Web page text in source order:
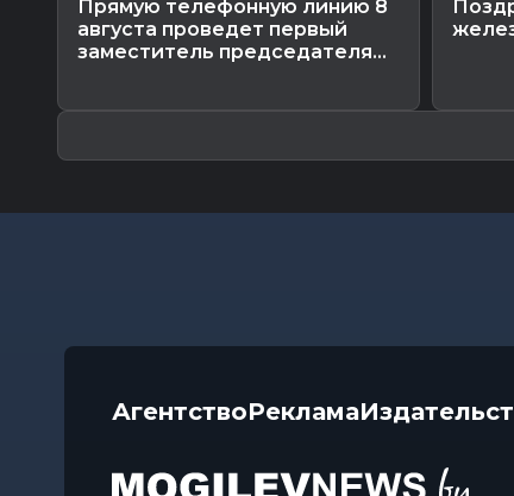
Прямую телефонную линию 8
августа проведет первый
заместитель председателя...
АгентствоРеклама